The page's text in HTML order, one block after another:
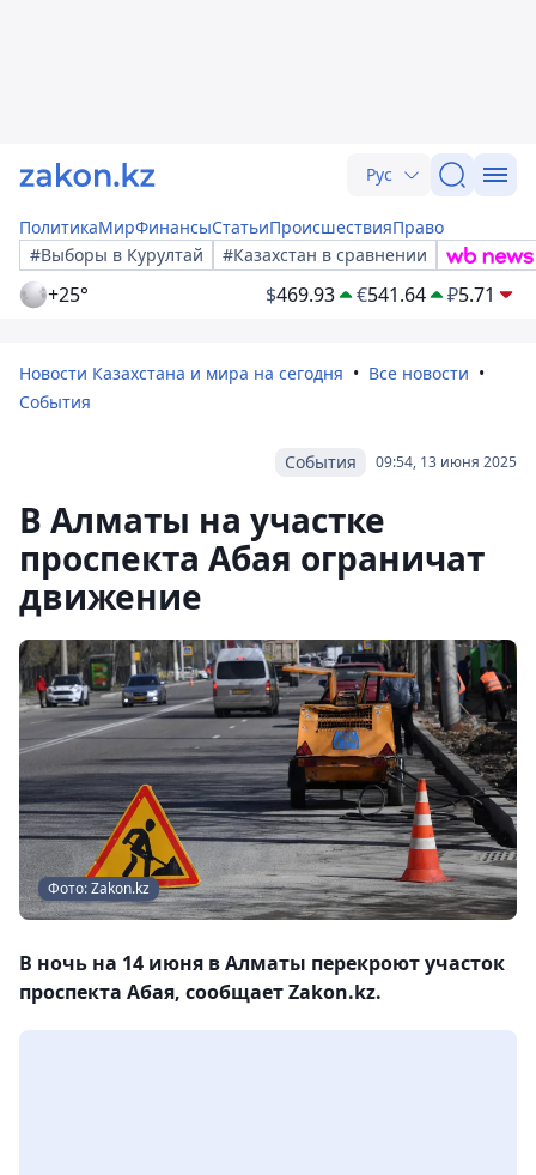
Рус
ПолитикаМирФинансыСтатьиПроисшествияПраво
#Выборы в Курултай
#Казахстан в сравнении
+25° $469.93 €541.64 ₽5.71
Новости Казахстана и мира на сегодня
Все новости
События
09:54, 13 июня 2025
События
В Алматы на участке
проспекта Абая ограничат
движение
Фото: Zakon.kz
В ночь на 14 июня в Алматы перекроют участок
проспекта Абая, сообщает Zakon.kz.